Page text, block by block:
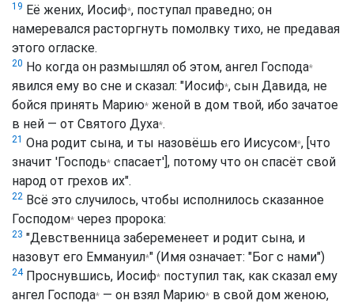
19 Её жених, Иосиф*, поступал праведно; он
намеревался расторгнуть помолвку тихо, не предавая
этого огласке.
20 Но когда он размышлял об этом, ангел Господа*
явился ему во сне и сказал: "Иосиф*, сын Давида, не
бойся принять Марию* женой в дом твой, ибо зачатое
в ней — от Святого Духа*.
21 Она родит сына, и ты назовёшь его Иисусом*, [что
значит 'Господь* спасает'], потому что он спасёт свой
народ от грехов их".
22 Всё это случилось, чтобы исполнилось сказанное
Господом* через пророка:
23 "Девственница забеременеет и родит сына, и
назовут его Еммануил*" (Имя означает: "Бог с нами")
24Проснувшись, Иосиф* поступил так, как сказал ему
ангел Господа* — он взял Марию* в свой дом женою,